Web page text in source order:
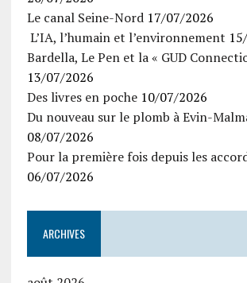
Le canal Seine-Nord 17/07/2026
L’IA, l’humain et l’environnement
Bardella, Le Pen et la « GUD
13/07/2026
Des livres en poche 10/07/2026
Du nouveau sur le plomb à Evin-
08/07/2026
Pour la première fois depuis les
06/07/2026
ARCHIVES